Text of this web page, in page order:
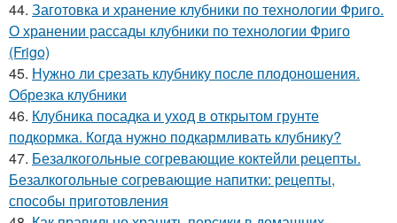
44. Заготовка и хранение клубники по технологии Фриго.
О хранении рассады клубники по технологии Фриго
(Frigo)
45. Нужно ли срезать клубнику после плодоношения.
Обрезка клубники
46. Клубника посадка и уход в открытом грунте
подкормка. Когда нужно подкармливать клубнику?
47. Безалкогольные согревающие коктейли рецепты.
Безалкогольные согревающие напитки: рецепты,
способы приготовления